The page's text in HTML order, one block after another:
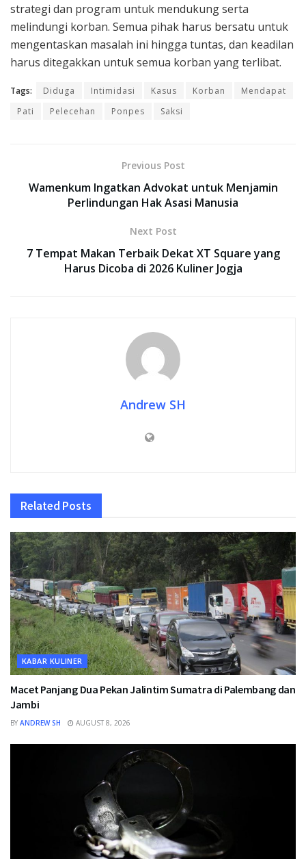
strategi dan program untuk mendukung serta
melindungi korban. Semua pihak harus bersatu untuk
mengentaskan masalah ini hingga tuntas, dan keadilan
harus ditegakkan untuk semua korban yang terlibat.
Tags: Diduga Intimidasi Kasus Korban
Mendapat
Pati
Pelecehan Ponpes Saksi
Previous Post
Wamenkum Ingatkan Advokat untuk Menjamin
Perlindungan Hak Asasi Manusia
Next Post
7 Tempat Makan Terbaik Dekat XT Square yang
Harus Dicoba di 2026 Kuliner Jogja
Andrew SH
Related Posts
KABAR KULINER
Macet Panjang Dua Pekan Jalintim Sumatra di Palembang dan
Jambi
BY ANDREW SH AUGUST 8, 2026